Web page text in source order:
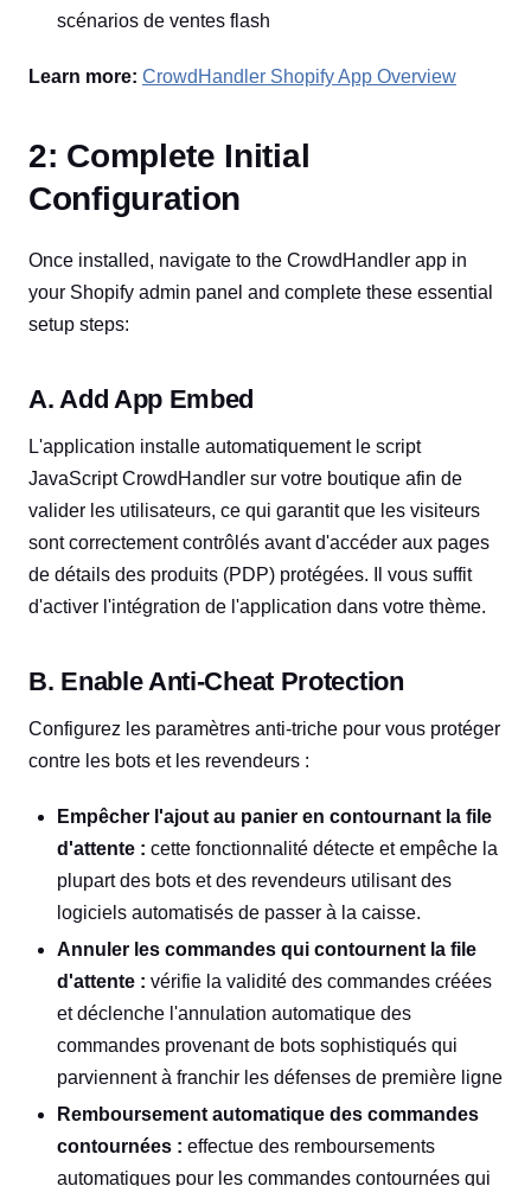
scénarios de ventes flash
Learn more: CrowdHandler Shopify App Overview
2: Complete Initial
Configuration
Once installed, navigate to the CrowdHandler app in
your Shopify admin panel and complete these essential
setup steps:
A. Add App Embed
L'application installe automatiquement le script
JavaScript CrowdHandler sur votre boutique afin de
valider les utilisateurs, ce qui garantit que les visiteurs
sont correctement contrôlés avant d'accéder aux pages
de détails des produits (PDP) protégées. Il vous suffit
d'activer l'intégration de l'application dans votre thème.
B. Enable Anti-Cheat Protection
Configurez les paramètres anti-triche pour vous protéger
contre les bots et les revendeurs :
Empêcher l'ajout au panier en contournant la file
d'attente : cette fonctionnalité détecte et empêche la
plupart des bots et des revendeurs utilisant des
logiciels automatisés de passer à la caisse.
Annuler les commandes qui contournent la file
d'attente : vérifie la validité des commandes créées
et déclenche l'annulation automatique des
commandes provenant de bots sophistiqués qui
parviennent à franchir les défenses de première ligne
Remboursement automatique des commandes
contournées : effectue des remboursements
automatiques pour les commandes contournées qui